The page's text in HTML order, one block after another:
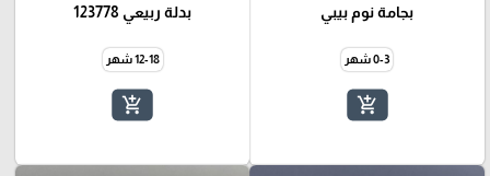
بجامة نوم بيبي
0-3 شهر
add_shopping_cart
بدلة ربيعي 123778
12-18 شهر
add_shopping_cart